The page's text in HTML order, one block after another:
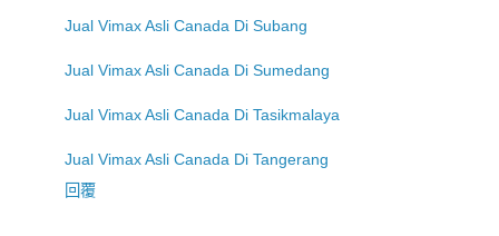
Jual Vimax Asli Canada Di Subang
Jual Vimax Asli Canada Di Sumedang
Jual Vimax Asli Canada Di Tasikmalaya
Jual Vimax Asli Canada Di Tangerang
回覆